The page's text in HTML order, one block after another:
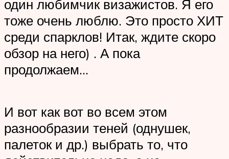
один любимчик визажистов. Я его
тоже очень люблю. Это просто ХИТ
среди спарклов! Итак, ждите скоро
обзор на него) . А пока
продолжаем…
И вот как вот во всем этом
разнообразии теней (однушек,
палеток и др.) выбрать то, что